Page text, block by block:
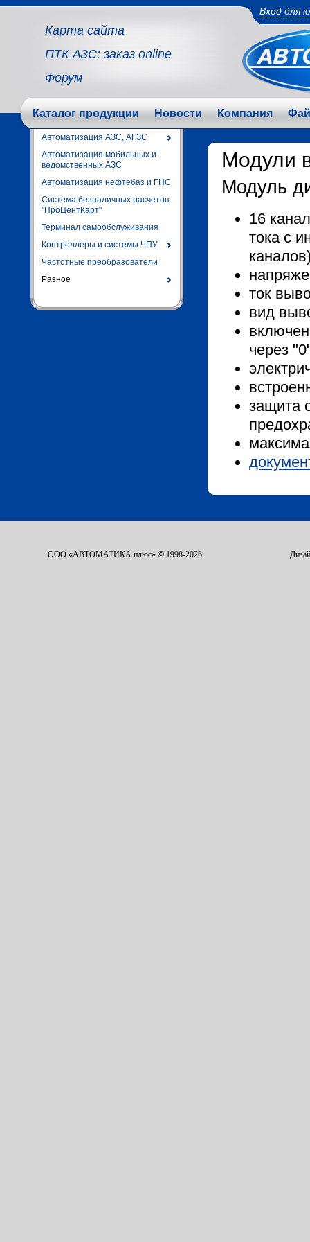
Карта сайта
ПТК АЗС: заказ online
Форум
Вход для
Каталог продукции Новости Компания
Автоматизация АЗС, АГЗС
Автоматизация мобильных и
ведомственных АЗС
Автоматизация нефтебаз и ГНС
Система безналичных расчетов
"ПроЦентКарт"
Терминал самообслуживания
Контроллеры и системы ЧПУ
Частотные преобразователи
Разное
Модули
Модуль
16
тока с
ток
вид
через
защита
ООО «АВТОМАТИКА плюс» © 1998-2026